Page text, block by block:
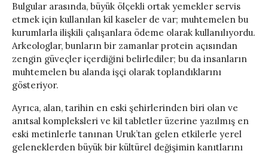
Bulgular arasında, büyük ölçekli ortak yemekler servis
etmek için kullanılan kil kaseler de var; muhtemelen bu
kurumlarla ilişkili çalışanlara ödeme olarak kullanılıyordu.
Arkeologlar, bunların bir zamanlar protein açısından
zengin güveçler içerdiğini belirlediler; bu da insanların
muhtemelen bu alanda işçi olarak toplandıklarını
gösteriyor.
Ayrıca, alan, tarihin en eski şehirlerinden biri olan ve
anıtsal kompleksleri ve kil tabletler üzerine yazılmış en
eski metinlerle tanınan Uruk’tan gelen etkilerle yerel
geleneklerden büyük bir kültürel değişimin kanıtlarını